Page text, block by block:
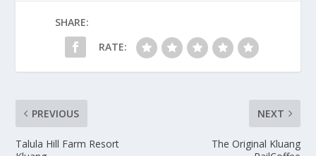
SHARE:
RATE:
PREVIOUS
Talula Hill Farm Resort
NEXT
The Original Kluang